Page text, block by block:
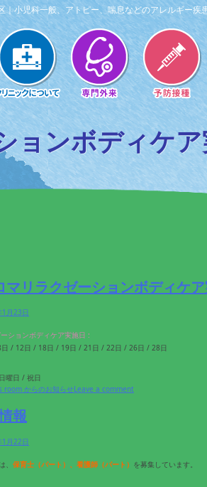
｜小児科一般、アトピー、喘息などのアレルギー
ョンボディケ
マリラクゼーションボディケ
月23日
ションボディケア実施日 :
/ 12日 / 18日 / 19日 / 21日 / 22日 / 26日 / 28日
曜日 / 祝日
room からのお知らせLeave a comment
報
1月22日
保育士（パート）、看護師（パート） を募集しています。